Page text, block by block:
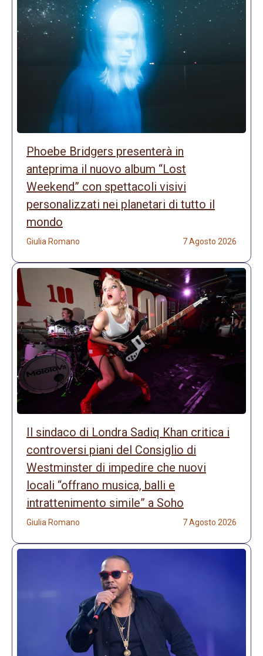
Phoebe Bridgers presenterà in
anteprima il nuovo album “Lost
Weekend” con spettacoli visivi
personalizzati nei planetari di tutto il
mondo
Giulia Romano 7 Agosto 2026
Il sindaco di Londra Sadiq Khan critica i
controversi piani del Consiglio di
Westminster di impedire che nuovi
locali “offrano musica, balli e
intrattenimento simile” a Soho
Giulia Romano 7 Agosto 2026